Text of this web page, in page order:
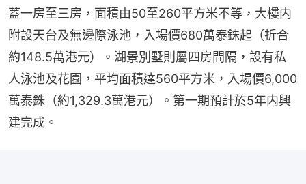
蓋一房至三房，面積由50至260平方米不等，大樓内
附設天台及無邊際泳池，入場價680萬泰銖起（折合
約148.5萬港元）。湖景別墅則屬四房間隔，設有私
人泳池及花園，平均面積達560平方米，入場價6,000
萬泰銖（約1,329.3萬港元）。第一期預計於5年内興
建完成。